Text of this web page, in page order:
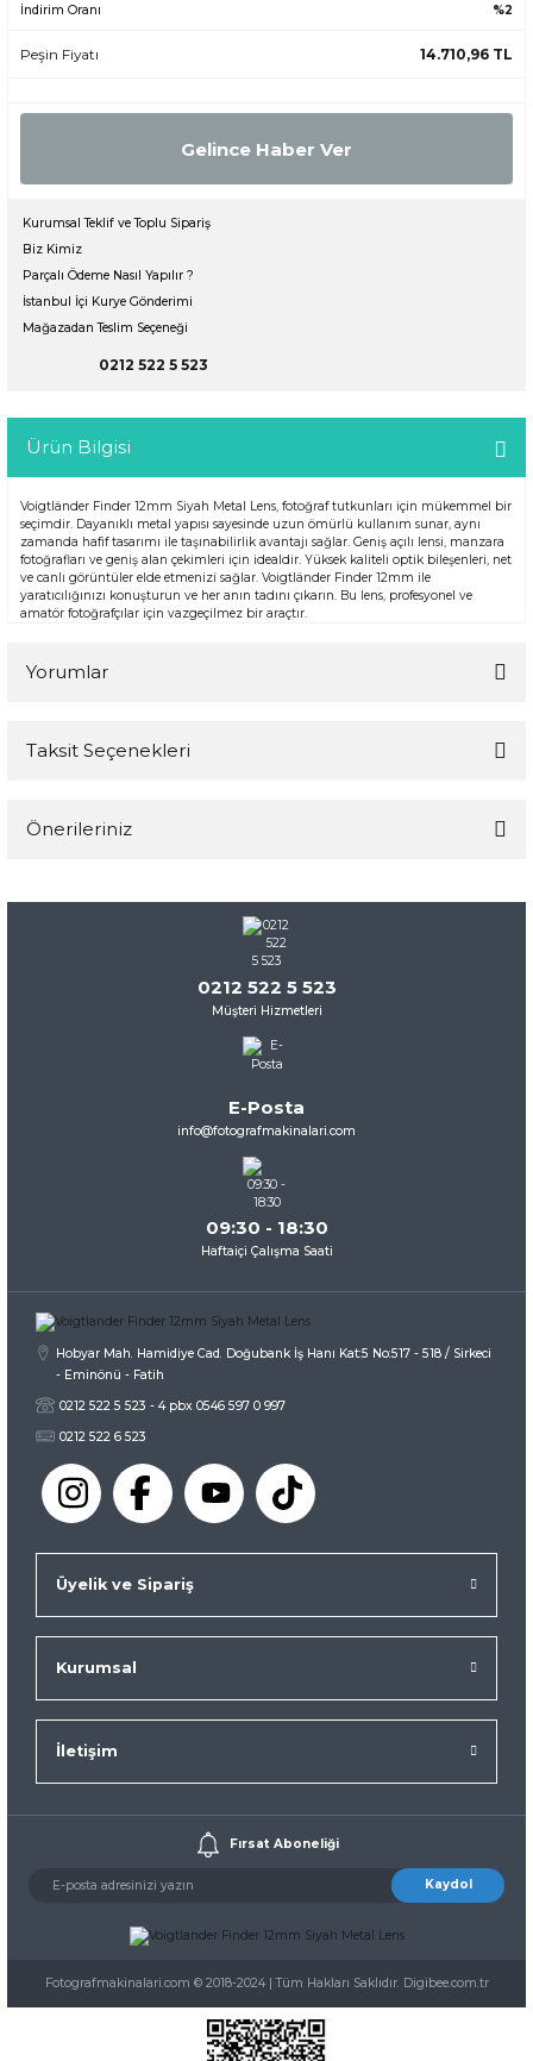
İndirim Oranı
%2
Peşin Fiyatı 14.710,96 TL
Gelince Haber Ver
Kurumsal Teklif ve Toplu Sipariş
Biz Kimiz
Parçalı Ödeme Nasıl Yapılır ?
İstanbul İçi Kurye Gönderimi
Mağazadan Teslim Seçeneği
0212 522 5 523
Ürün Bilgisi
Voigtländer Finder 12mm Siyah Metal Lens, fotoğraf tutkunları için mükemmel bir
seçimdir. Dayanıklı metal yapısı sayesinde uzun ömürlü kullanım sunar, aynı
zamanda hafif tasarımı ile taşınabilirlik avantajı sağlar. Geniş açılı lensi, manzara
fotoğrafları ve geniş alan çekimleri için idealdir. Yüksek kaliteli optik bileşenleri, net
ve canlı görüntüler elde etmenizi sağlar. Voigtländer Finder 12mm ile
yaratıcılığınızı konuşturun ve her anın tadını çıkarın. Bu lens, profesyonel ve
amatör fotoğrafçılar için vazgeçilmez bir araçtır.
Yorumlar
Taksit Seçenekleri
Önerileriniz
konularda yetersiz gördüğünüz noktaları öneri formunu
kullanarak tarafımıza iletebilirsiniz.
Görüş ve önerileriniz için teşekkür ederiz.
Ürün resmi kalitesiz, bozuk veya görüntülenemiyor.
Ürün açıklamasında eksik bilgiler bulunuyor.
Ürün fiyatı diğer sitelerden daha pahalı.
0212 522 5 523
Müşteri Hizmetleri
E-Posta
info@fotografmakinalari.com
09:30 - 18:30
Haftaiçi Çalışma Saati
Hobyar Mah. Hamidiye Cad. Doğubank İş Hanı Kat:5 No:517 - 518 / Sirkeci
- Eminönü - Fatih
0212 522 5 523 - 4 pbx 0546 597 0 997
0212 522 6 523
Üyelik ve Sipariş
Kurumsal
İletişim
Fırsat Aboneliği
Kaydol
Fotografmakinalari.com © 2018-2024 | Tüm Hakları Saklıdır. Digibee.com.tr